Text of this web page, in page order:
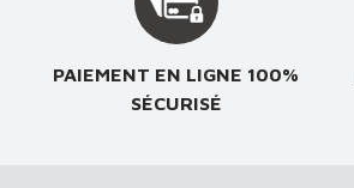
PAIEMENT EN LIGNE 100%
SÉCURISÉ